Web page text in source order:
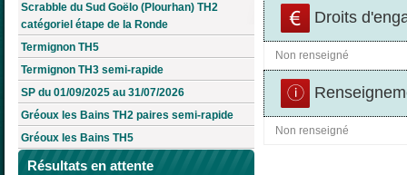
Scrabble du Sud Goëlo (Plourhan) TH2
catégoriel étape de la Ronde
Termignon TH5
Termignon TH3 semi-rapide
SP du 01/09/2025 au 31/07/2026
Gréoux les Bains TH2 paires semi-rapide
Gréoux les Bains TH5
Résultats en attente
Droits
Non renseigné
Non renseigné